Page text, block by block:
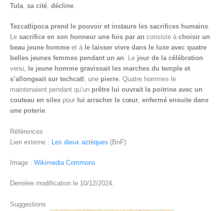
Tula sa cité décline
Tezcatlipoca prend le pouvoir et instaure les sacrifices humains.
Le sacrifice en son honneur une fois par an consiste à choisir un
beau jeune homme et à le laisser vivre dans le luxe avec quatre
belles jeunes femmes pendant un an. Le jour de la célébration
venu, le jeune homme gravissait les marches du temple et
s’allongeait sur techcatl , une pierre. Quatre hommes le
maintenaient pendant qu’un prêtre lui ouvrait la poitrine avec un
couteau en silex pour lui arracher le cœur, enfermé ensuite dans
une poterie.
Références
Lien externe : Les dieux aztèques (BnF)
Image : Wikimedia Commons
Dernière modification le 10/12/2024.
Suggestions